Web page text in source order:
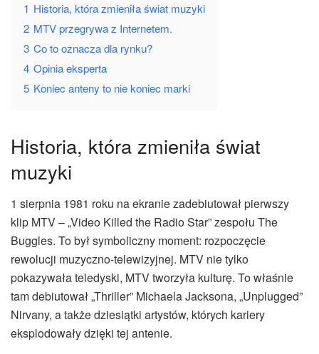
1 Historia, która zmieniła świat muzyki
2 MTV przegrywa z Internetem.
3 Co to oznacza dla rynku?
4 Opinia eksperta
5 Koniec anteny to nie koniec marki
Historia, która zmieniła świat
muzyki
1 sierpnia 1981 roku na ekranie zadebiutował pierwszy
klip MTV – „Video Killed the Radio Star” zespołu The
Buggles. To był symboliczny moment: rozpoczęcie
rewolucji muzyczno-telewizyjnej. MTV nie tylko
pokazywała teledyski, MTV tworzyła kulturę. To właśnie
tam debiutował „Thriller” Michaela Jacksona, „Unplugged”
Nirvany, a także dziesiątki artystów, których kariery
eksplodowały dzięki tej antenie.